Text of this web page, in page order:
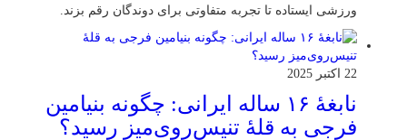
ورزشی ایستاده تا تجربه متفاوتی برای دوندگان رقم بزند.
22 اکتبر 2025
نابغهٔ ۱۶ ساله ایرانی: چگونه بنیامین
فرجی به قلهٔ تنیس‌روی‌میز رسید؟